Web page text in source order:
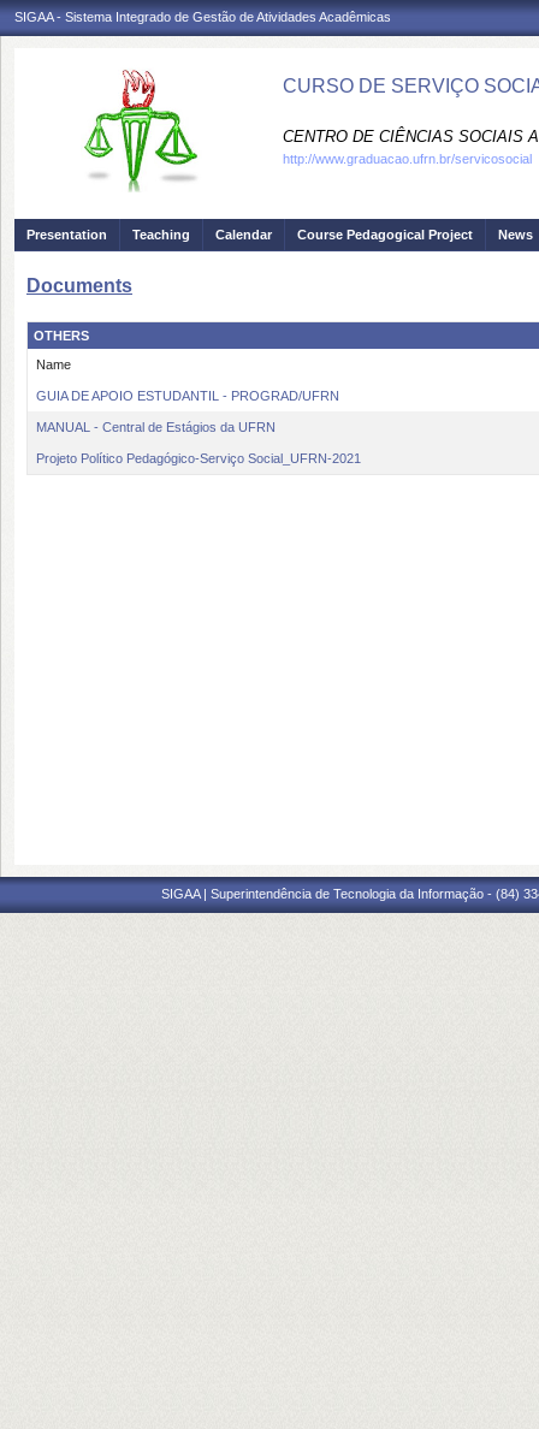
SIGAA - Sistema Integrado de Gestão de Atividades Acadêmicas
CURSO DE SERVIÇO
CENTRO DE CIÊNCIAS SOCIAIS
http://www.graduacao.ufrn.br/servicosocial
Presentation Teaching Calendar Course Pedagogical Project News
Documents
OTHERS
Name
GUIA DE APOIO ESTUDANTIL - PROGRAD/UFRN
MANUAL - Central de Estágios da UFRN
Projeto Político Pedagógico-Serviço Social_UFRN-2021
SIGAA | Superintendência de Tecnologia da Informação - (84)